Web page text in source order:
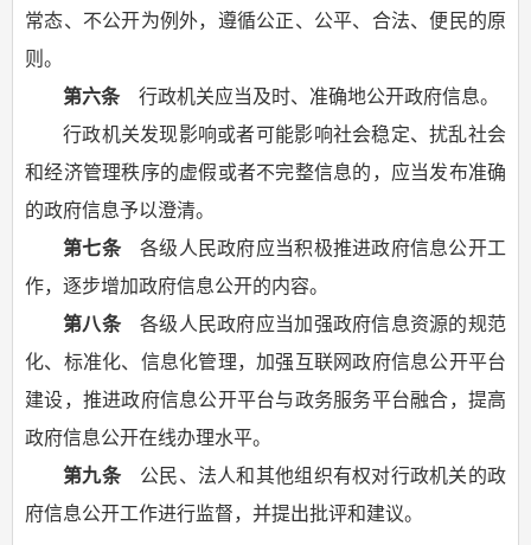
常态、不公开为例外，遵循公正、公平、合法、便民的原
则。
第六条行政机关应当及时、准确地公开政府信息。
行政机关发现影响或者可能影响社会稳定、扰乱社会
和经济管理秩序的虚假或者不完整信息的，应当发布准确
的政府信息予以澄清。
第七条各级人民政府应当积极推进政府信息公开工
作，逐步增加政府信息公开的内容。
第八条各级人民政府应当加强政府信息资源的规范
化、标准化、信息化管理，加强互联网政府信息公开平台
建设，推进政府信息公开平台与政务服务平台融合，提高
政府信息公开在线办理水平。
第九条公民、法人和其他组织有权对行政机关的政
府信息公开工作进行监督，并提出批评和建议。